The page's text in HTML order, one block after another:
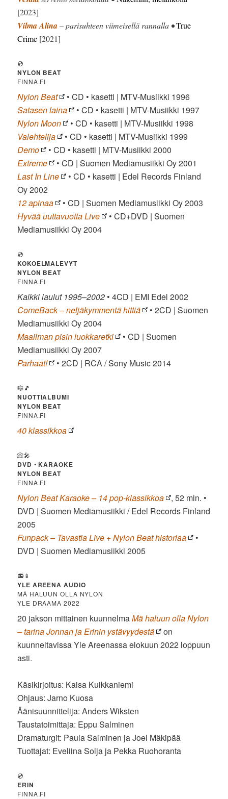
[2023]
Vilma Alina– parisuhteen viimeisellä rannalla •True
Crime [2021]
💿
NYLON BEAT
FINNA.FI
Nylon Beat
• CD • kasetti | MTV-Musiikki 1996
Satasen laina
• CD • kasetti | MTV-Musiikki 1997
Nylon Moon
• CD • kasetti | MTV-Musiikki 1998
Valehtelija
• CD • kasetti | MTV-Musiikki 1999
Demo
• CD • kasetti | MTV-Musiikki 2000
Extreme
• CD | Suomen Mediamusiikki Oy 2001
Last In Line
• CD • kasetti | Edel Records Finland
Oy 2002
12 apinaa
• CD | Suomen Mediamusiikki Oy 2003
Hyvää uuttavuotta Live
• CD+DVD | Suomen
Mediamusiikki Oy 2004
💿
KOKOELMALEVYT
NYLON BEAT
FINNA.FI
Kaikki laulut 1995–2002 • 4CD | EMI Edel 2002
ComeBack – neljäkymmentä hittiä
• 2CD | Suomen
Mediamusiikki Oy 2004
Maailman pisin luokkaretki
• CD | Suomen
Mediamusiikki Oy 2007
Parhaat!
• 2CD | RCA / Sony Music 2014
🎼🎵
NUOTTIALBUMI
NYLON BEAT
FINNA.FI
40 klassikkoa
📀🎤
DVD •KARAOKE
NYLON BEAT
FINNA.FI
Nylon Beat Karaoke – 14 pop-klassikkoa
, 52 min. •
DVD | Suomen Mediamusiikki / Edel Records Finland
2005
Funpack – Tavastia Live + Nylon Beat historiaa
•
DVD | Suomen Mediamusiikki 2005
📻📱
YLE AREENA AUDIO
MÄ HALUUN OLLA NYLON
YLE DRAAMA 2022
20 jakson mittainen kuunnelmaMä haluun olla Nylon
– tarina Jonnan ja Erinin ystävyydestä
on
kuunneltavissa Yle Areenassa elokuun 2022 loppuun
asti.
Käsikirjoitus: Kaisa Kuikkaniemi
Ohjaus: Jarno Kuosa
Äänisuunnittelija: Anders Wiksten
Taustatoimittaja: Eppu Salminen
Dramaturgit: Paula Salminen ja Joel Mäkipää
Tuottajat: Eveliina Solja ja Pekka Ruohoranta
💿
ERIN
FINNA.FI